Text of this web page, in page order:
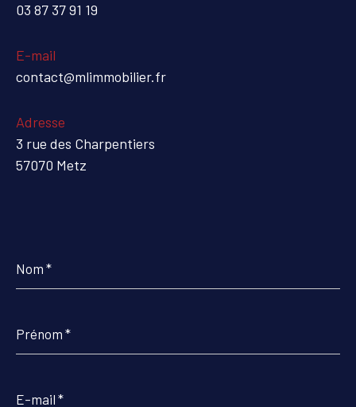
03 87 37 91 19
E-mail
contact@mlimmobilier.fr
Adresse
3 rue des Charpentiers
57070 Metz
*
*
mail